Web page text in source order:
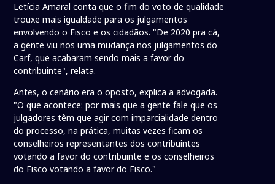
Letícia Amaral conta que o fim do voto de qualidade
trouxe mais igualdade para os julgamentos
envolvendo o Fisco e os cidadãos. "De 2020 pra cá,
a gente viu nos uma mudança nos julgamentos do
Carf, que acabaram sendo mais a favor do
contribuinte", relata.
Antes, o cenário era o oposto, explica a advogada.
"O que acontece: por mais que a gente fale que os
julgadores têm que agir com imparcialidade dentro
do processo, na prática, muitas vezes ficam os
conselheiros representantes dos contribuintes
votando a favor do contribuinte e os conselheiros
do Fisco votando a favor do Fisco."